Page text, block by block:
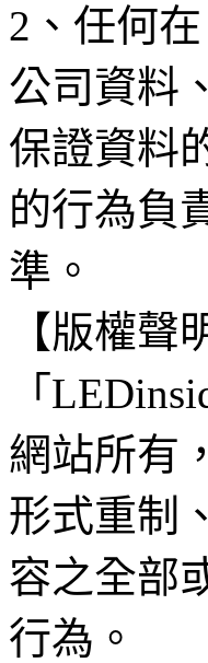
2、任何
公司資料
保證資料
的行為負
準。
【版權聲
「
網站所有
形式重制
容之全部
行為。